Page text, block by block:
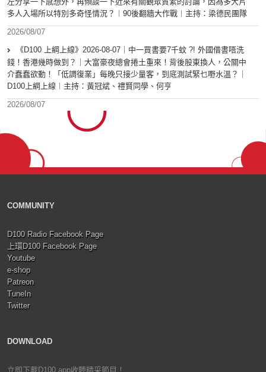
多人入場所以特別多奇怪情況？︱90後翻牆大作戰︱主持：梁德民團隊
2026/08/07
《D100 上綱上線》2026-08-07｜中一買書要7千蚊 ?! 外國借書唔洗
錢！香港幾時做到？｜大富豪夜總會捲土重來！背後股東換人，公關中
介蠢蠢欲動！「低調復業」每晚只接少量客，到底測試緊乜嘢水溫？｜
D100上綱上線︱主持：黃冠斌、禮賢同學、何亨
2026/08/07
COMMUNITY
D100 Radio Facebook Page
上環D100 Facebook Page
Youtube
e-shop
Patreon
TuneIn
Twitter
DOWNLOAD
立即下載D100 app收聽精采節目！